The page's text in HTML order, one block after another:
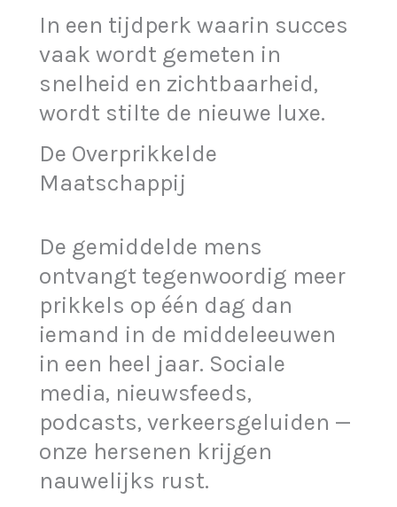
In een tijdperk waarin succes
vaak wordt gemeten in
snelheid en zichtbaarheid,
wordt stilte de nieuwe luxe.
De Overprikkelde
Maatschappij
De gemiddelde mens
ontvangt tegenwoordig meer
prikkels op één dag dan
iemand in de middeleeuwen
in een heel jaar. Sociale
media, nieuwsfeeds,
podcasts, verkeersgeluiden —
onze hersenen krijgen
nauwelijks rust.